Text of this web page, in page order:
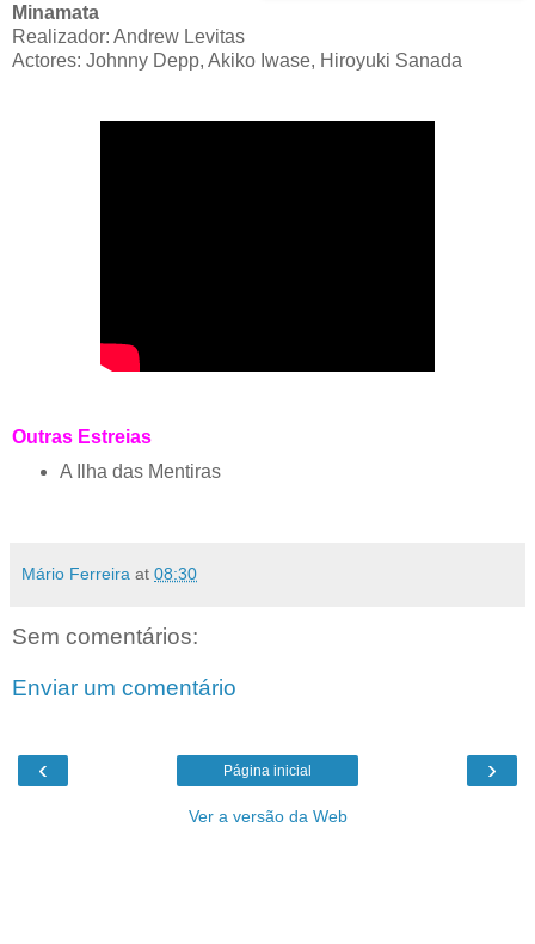
Minamata
Realizador: Andrew Levitas
Actores: Johnny Depp, Akiko Iwase, Hiroyuki Sanada
Outras Estreias
A Ilha das Mentiras
Mário Ferreira at 08:30
Sem comentários:
Enviar um comentário
‹ ›
Página inicial
Ver a versão da Web